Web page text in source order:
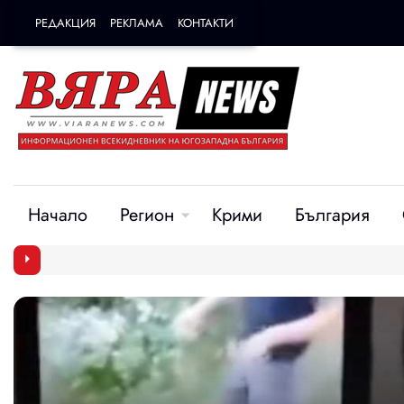
РЕДАКЦИЯ РЕКЛАМА КОНТАКТИ
Начало Регион Крими България